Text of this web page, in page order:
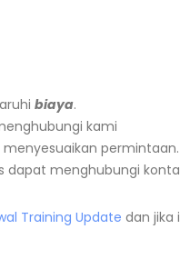
biaya.
kami
permintaan.
dapat menghubungi
Training Update dan jika